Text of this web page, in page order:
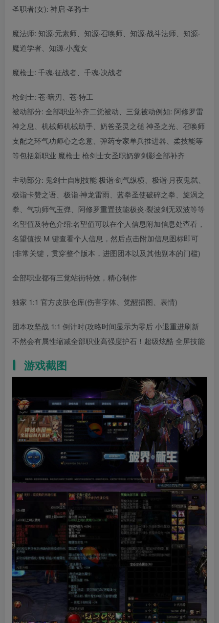
圣职者(女): 神启·圣骑士
魔法师: 知源·元素师、知源·召唤师、知源·战斗法师、知源·
魔道学者、知源·小魔女
魔枪士: 千魂·征战者、千魂·决战者
枪剑士: 苍·暗刃、苍·特工
被动部分: 全部职业补齐二觉被动、三觉被动例如: 阿修罗雷
神之息、机械师机械助手、奶爸圣灵之槌 神圣之光、召唤师
支配之环气功师心之念意、弹药专家单兵推进器、柔技能等
等包括新职业 魔枪士 枪剑士女圣职奶萝剑影全部补齐
主动部分: 鬼剑士自制技能 极诣·剑气纵横、极诣·月夜鬼弑、
极诣卡赞之语、极诣·神龙雷雨、蓝拳圣使破碎之拳、旋涡之
拳、气功师气玉弹、阿修罗重置技能极炎·裂波剑无双波等等
名望值及特色介绍:名望值可以在个人信息附加信息处查看，
名望值按 M 键查看个人信息，然后点击附加信息图标即可
(非常关键，贯穿整个版本，进图团本以及其他副本的门槛)
全部职业都有三觉站街特效，精心制作
独家 1:1 官方皮肤仓库(伤害字体、觉醒插图、表情)
团本攻坚战 1:1 倒计时(攻略时间显示为零后 小退重进刷新
不然会有属性缩减全部职业高强度护石！超级炫酷 全屏技能
游戏截图